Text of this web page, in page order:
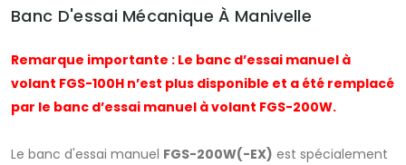
Banc D'essai Mécanique À Manivelle
Remarque importante : Le banc d’essai manuel à
volant FGS-100H n’est plus disponible et a été remplacé
par le banc d’essai manuel à volant FGS-200W.
Le banc d'essai manuel FGS-200W(-EX) est spécialement